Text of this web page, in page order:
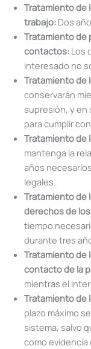
Tratamiento de
trabajo: Dos
Tratamiento
contactos: Los
interesado no
Tratamiento de
conservarán
supresión, y en
para cumplir
Tratamiento de
mantenga la
años
legales.
Tratamiento de
derechos de
tiempo
durante tres
Tratamiento de
contacto de la
mientras el
Tratamiento de
plazo máximo
sistema, salvo
como